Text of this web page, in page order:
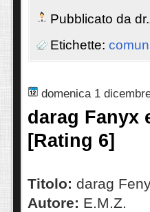
Pubblicato da
Etichette:
domenica 1
darag Fanyx
[Rating 6]
Titolo: darag
Autore: E.M.Z.